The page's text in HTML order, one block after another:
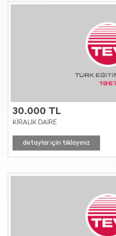
30.000 TL
KİRALIK DAİRE
detaylar için tıklayınız